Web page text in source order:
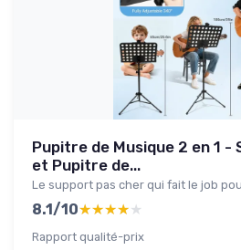
Pupitre de Musique 2 en 1
et Pupitre de...
Le support pas cher qui fait le job
8.1/10★★★★★
★★★★★
Rapport qualité-prix